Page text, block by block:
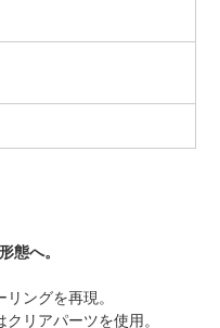
態へ。
ングを再現。
リアパーツを使用。